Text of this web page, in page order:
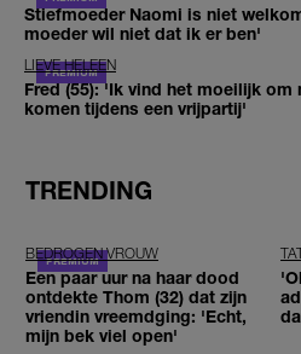
Stiefmoeder Naomi is niet
moeder wil niet dat ik er ben'
LIEVE HELEEN
Fred (55): 'Ik vind het moeilijk om
komen tijdens een vrijpartij'
TRENDING
BEDROGEN VROUW
Een paar uur na haar dood
ontdekte Thom (32) dat zijn
vriendin vreemdging: 'Echt,
mijn bek viel open'